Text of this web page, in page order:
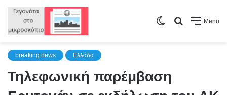
Menu
Search
Switch
breaking news Ελλάδα
Τηλεφωνική παρέμβαση